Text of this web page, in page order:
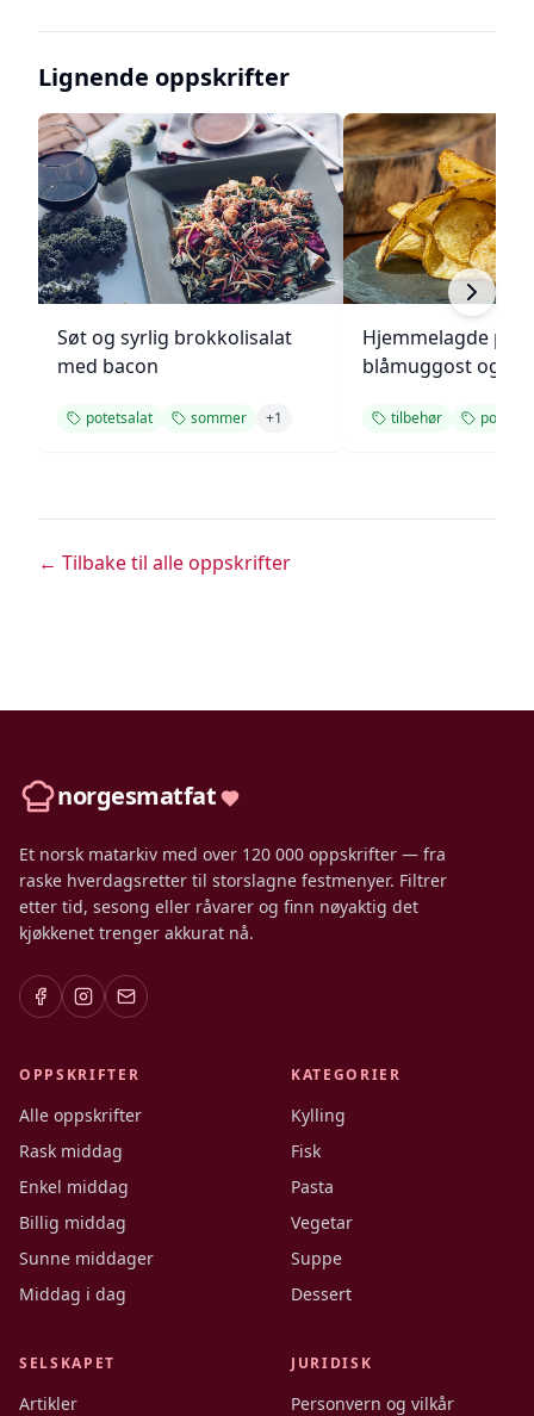
Lignende oppskrifter
Søt og syrlig brokkolisalat
med bacon
potetsalat sommer +1
Hjemmelagde
blåmuggost og
tilbehør potet
← Tilbake til alle oppskrifter
norgesmatfat
Et norsk matarkiv med over 120 000 oppskrifter — fra
raske hverdagsretter til storslagne festmenyer. Filtrer
etter tid, sesong eller råvarer og finn nøyaktig det
kjøkkenet trenger akkurat nå.
OPPSKRIFTER
Alle oppskrifter
Rask middag
Enkel middag
Billig middag
Sunne middager
Middag i dag
KATEGORIER
Kylling
Fisk
Pasta
Vegetar
Suppe
Dessert
SELSKAPET
Artikler
JURIDISK
Personvern og vilkår